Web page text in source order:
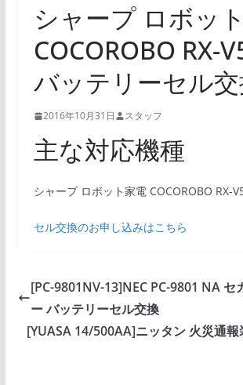
シャープ ロボッ
COCOROBO RX-
バッテリーセル
2016年10月31日 スタッフ
主な対応機種
シャープ ロボット家電 COCOROBO RX-
セル交換のお申し込みはこちら
[PC-9801NV-13]NEC PC-9801 NA セ
ー バッテリーセル交換
[YUASA 14/500AA]ニッタン 火災通